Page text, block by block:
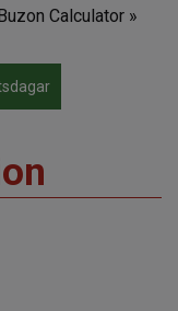
Calculator »